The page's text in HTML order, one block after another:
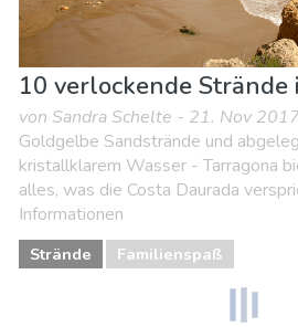
10 verlockende Strände
von Sandra Schelte - 21. Nov
Goldgelbe Sandstrände und
kristallklarem Wasser - Tarragona
alles, was die Costa Daurada
Informationen
Strände Familienspaß